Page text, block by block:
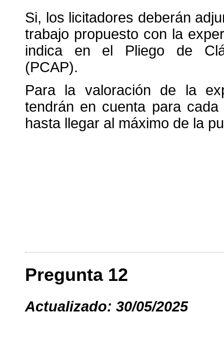
Si, los licitadores deberán
trabajo propuesto con la
indica en el Pliego de
(PCAP).
Para la valoración de la
tendrán en cuenta para
hasta llegar al máximo de la
Pregunta 12
Actualizado: 30/05/2025